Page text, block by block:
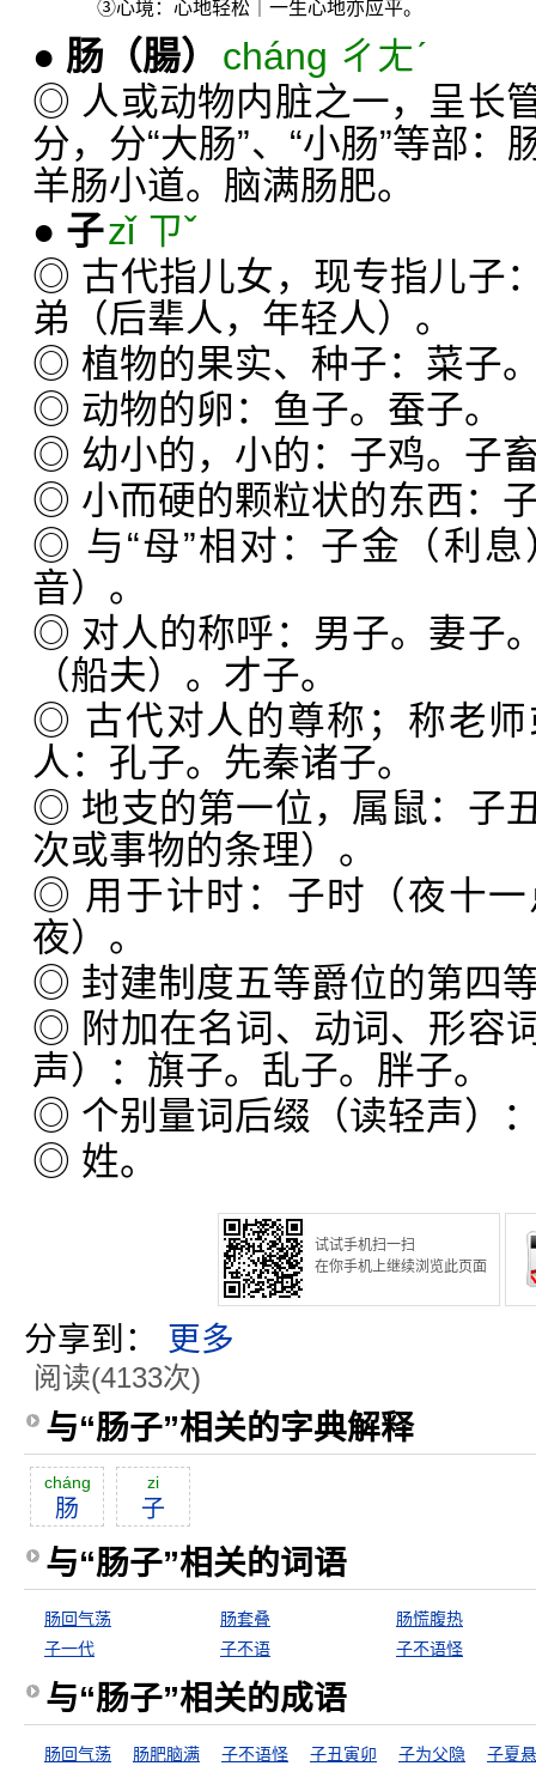
③心境：心地轻松｜一生心地亦应平。
● 肠 （腸）
cháng ㄔㄤˊ
◎ 人或动物内脏之一，呈长
分，分“大肠”、“小肠”等部
羊肠小道。脑满肠肥。
● 子zǐ ㄗˇ
◎ 古代指儿女，现专指儿子
弟（后辈人，年轻人）。
◎ 植物的果实、种子：菜子
◎ 动物的卵：鱼子。蚕子。
◎ 幼小的，小的：子鸡。子
◎ 小而硬的颗粒状的东西：
◎ 与“母”相对：子金（利
音）。
◎ 对人的称呼：男子。妻子
（船夫）。才子。
◎ 古代对人的尊称；称老
人：孔子。先秦诸子。
◎ 地支的第一位，属鼠：子
次或事物的条理）。
◎ 用于计时：子时（夜十
夜）。
◎ 封建制度五等爵位的第四
◎ 附加在名词、动词、形容
声）：旗子。乱子。胖子。
◎ 个别量词后缀（读轻声）
◎ 姓。
试试手机扫一扫
在你手机上继续浏览此页面
分享到： 更多
阅读(4133次)
与“肠子”相关的字典解释
cháng
肠
zi
子
与“肠子”相关的词语
肠回气荡 肠套叠
肠慌腹热
子一代
子不语 子不语怪
与“肠子”相关的成语
肠回气荡 肠肥脑满 子不语怪 子丑寅卯 子为父隐 子夏